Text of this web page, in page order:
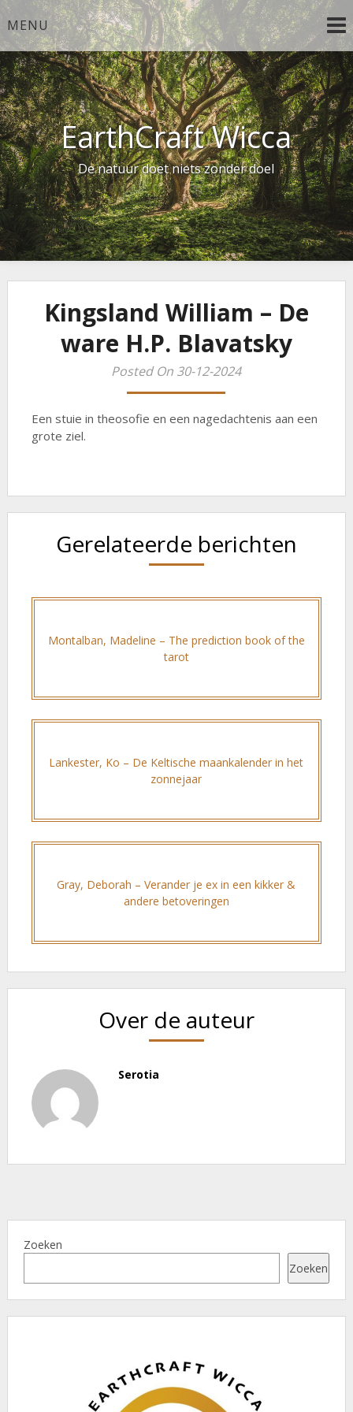
Ga
naar
de
inhoud
MENU
EarthCraft Wicca
De natuur doet niets zonder doel
Kingsland William – De
ware H.P. Blavatsky
Posted On 30-12-2024
Een stuie in theosofie en een nagedachtenis aan een
grote ziel.
Gerelateerde berichten
Montalban, Madeline – The prediction book of the
tarot
Lankester, Ko – De Keltische maankalender in het
zonnejaar
Gray, Deborah – Verander je ex in een kikker &
andere betoveringen
Over de auteur
Serotia
Zoeken
Zoeken